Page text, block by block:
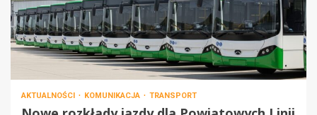
AKTUALNOŚCI KOMUNIKACJA TRANSPORT